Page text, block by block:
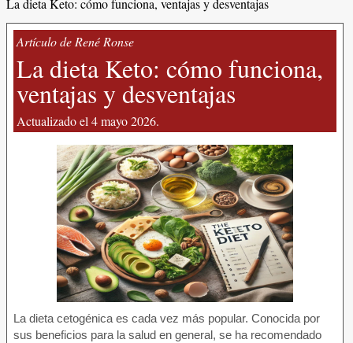
La dieta Keto: cómo funciona, ventajas y desventajas
Artículo de René Ronse
La dieta Keto: cómo funciona,
ventajas y desventajas
Actualizado el 4 mayo 2026.
La dieta cetogénica es cada vez más popular. Conocida por
sus beneficios para la salud en general, se ha recomendado